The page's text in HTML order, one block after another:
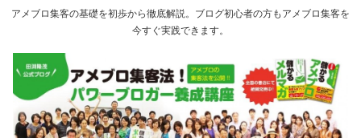
アメブロ集客の基礎を初歩から徹底解説。ブログ初心者の方もアメブロ集客を
今すぐ実践できます。